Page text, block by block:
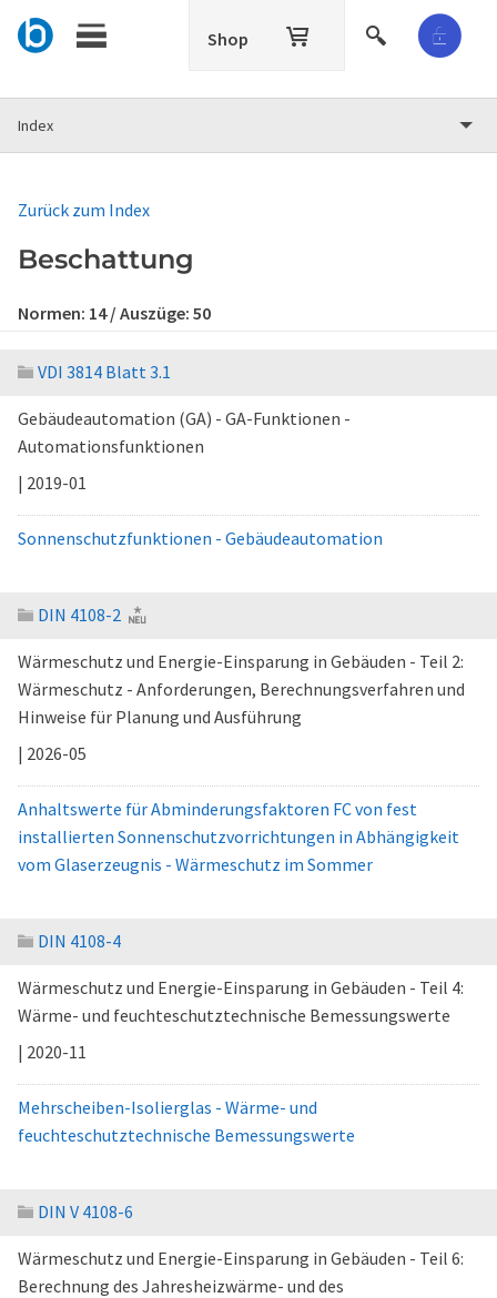
Shop
Index
Zurück zum Index
Beschattung
Normen: 14/ Auszüge: 50
VDI 3814 Blatt 3.1
Gebäudeautomation (GA) - GA-Funktionen -
Automationsfunktionen
| 2019-01
Sonnenschutzfunktionen - Gebäudeautomation
DIN 4108-2
Wärmeschutz und Energie-Einsparung in Gebäuden - Teil 2:
Wärmeschutz - Anforderungen, Berechnungsverfahren und
Hinweise für Planung und Ausführung
| 2026-05
Anhaltswerte für Abminderungsfaktoren FC von fest
installierten Sonnenschutzvorrichtungen in Abhängigkeit
vom Glaserzeugnis - Wärmeschutz im Sommer
DIN 4108-4
Wärmeschutz und Energie-Einsparung in Gebäuden - Teil 4:
Wärme- und feuchteschutztechnische Bemessungswerte
| 2020-11
Mehrscheiben-Isolierglas - Wärme- und
feuchteschutztechnische Bemessungswerte
DIN V 4108-6
Wärmeschutz und Energie-Einsparung in Gebäuden - Teil 6:
Berechnung des Jahresheizwärme- und des